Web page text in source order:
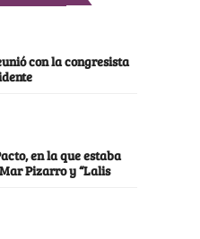
con la congresista
en la que estaba
Pizarro y “Lalis